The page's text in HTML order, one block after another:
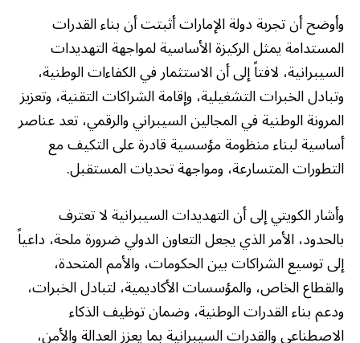
وأوضح أن تجربة دولة الإمارات أثبتت أن بناء القدرات
المستدامة يمثل الركيزة الأساسية لمواجهة التهديدات
السيبرانية، لافتاً إلى أن الاستثمار في الكفاءات الوطنية،
وتبادل الخبرات التشغيلية، وإقامة الشراكات التقنية، وتعزيز
المرونة الوطنية في المجالين السيبراني والرقمي، تعد عناصر
أساسية لبناء منظومة مؤسسية قادرة على التكيف مع
التطورات المتسارعة، ومواجهة تحديات المستقبل.
وأشار الكويتي إلى أن التهديدات السيبرانية لا تعترف
بالحدود، الأمر الذي يجعل التعاون الدولي ضرورة ملحة، داعياً
إلى توسيع الشراكات بين الحكومات، والأمم المتحدة،
والقطاع الخاص، والمؤسسات الأكاديمية، لتبادل الخبرات،
ودعم بناء القدرات الوطنية، وضمان توظيف الذكاء
الاصطناعي والقدرات السيبرانية بما يعزز العدالة والأمن،